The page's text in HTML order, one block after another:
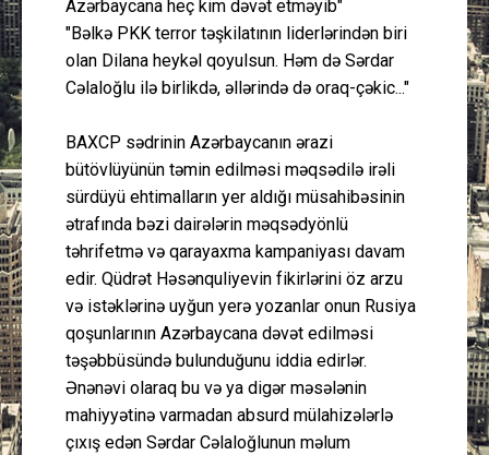
Cəmiyyət
Peşə etikası
Əlaqə
Azərbaycana heç kim dəvət etməyib"
"Bəlkə PKK terror təşkilatının liderlərindən biri
olan Dilana heykəl qoyulsun. Həm də Sərdar
Cəlaloğlu ilə birlikdə, əllərində də oraq-çəkic..."
BAXCP sədrinin Azərbaycanın ərazi
bütövlüyünün təmin edilməsi məqsədilə irəli
sürdüyü ehtimalların yer aldığı müsahibəsinin
ətrafında bəzi dairələrin məqsədyönlü
təhrifetmə və qarayaxma kampaniyası davam
edir. Qüdrət Həsənquliyevin fikirlərini öz arzu
və istəklərinə uyğun yerə yozanlar onun Rusiya
qoşunlarının Azərbaycana dəvət edilməsi
təşəbbüsündə bulunduğunu iddia edirlər.
Ənənəvi olaraq bu və ya digər məsələnin
mahiyyətinə varmadan absurd mülahizələrlə
çıxış edən Sərdar Cəlaloğlunun məlum